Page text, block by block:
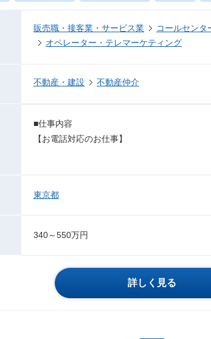
販売職・接客業・サービス業
コールセンタ
オペレーター・テレマーケティング
不動産・建設 不動産仲介
■仕事内容
【お電話対応のお仕事】
東京都
340～550万円
詳しく見る